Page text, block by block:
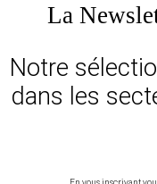
La
Notre
dans les